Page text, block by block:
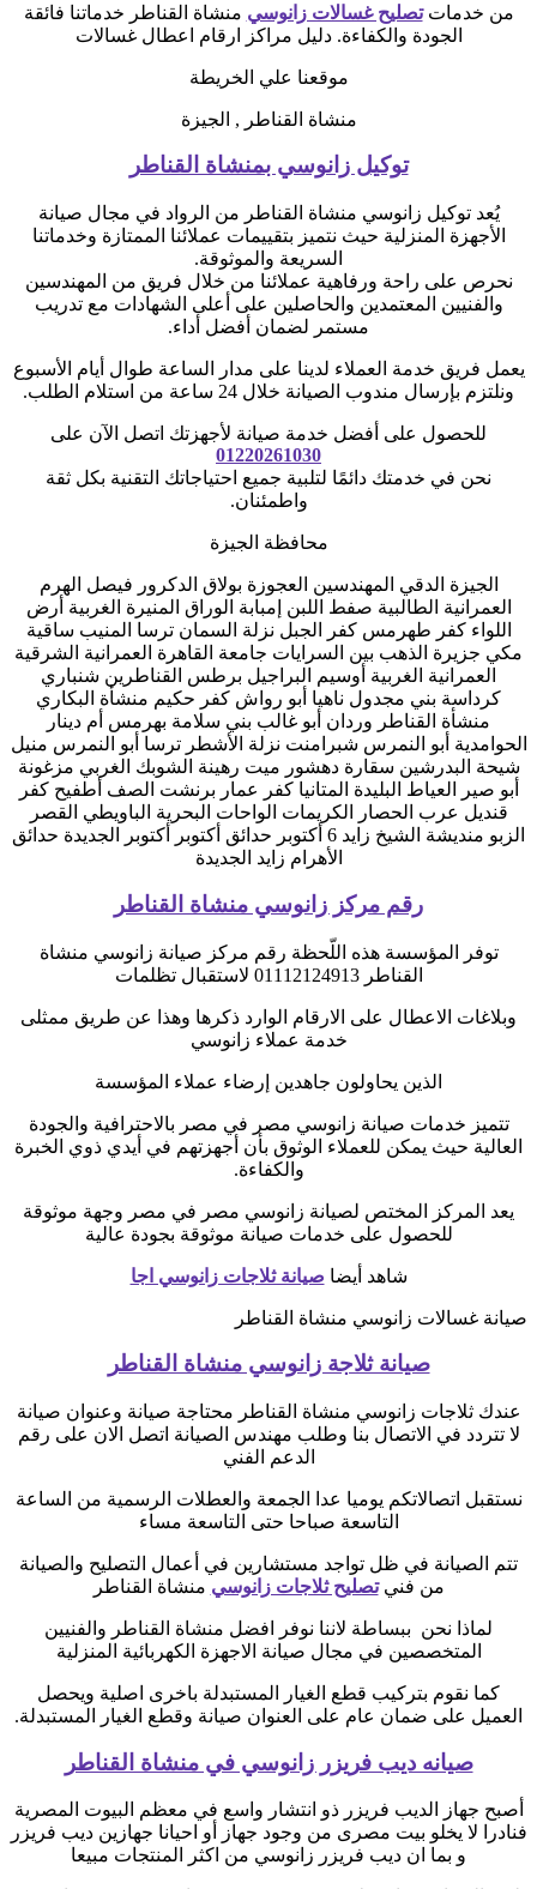
من خدماتتصليح غسالات زانوسي منشاة القناطر خدماتنا فائقة
الجودة والكفاءة. دليل مراكز ارقام اعطال غسالات
موقعنا علي الخريطة
منشاة القناطر , الجيزة
توكيل زانوسي بمنشاة القناطر
يُعد توكيل زانوسي منشاة القناطر من الرواد في مجال صيانة
الأجهزة المنزلية حيث نتميز بتقييمات عملائنا الممتازة وخدماتنا
السريعة والموثوقة.
نحرص على راحة ورفاهية عملائنا من خلال فريق من المهندسين
والفنيين المعتمدين والحاصلين على أعلى الشهادات مع تدريب
مستمر لضمان أفضل أداء.
يعمل فريق خدمة العملاء لدينا على مدار الساعة طوال أيام الأسبوع
ونلتزم بإرسال مندوب الصيانة خلال 24 ساعة من استلام الطلب.
للحصول على أفضل خدمة صيانة لأجهزتك اتصل الآن على
01220261030
نحن في خدمتك دائمًا لتلبية جميع احتياجاتك التقنية بكل ثقة
واطمئنان.
محافظة الجيزة
الجيزة الدقي المهندسين العجوزة بولاق الدكرور فيصل الهرم
العمرانية الطالبية صفط اللبن إمبابة الوراق المنيرة الغربية أرض
اللواء كفر طهرمس كفر الجبل نزلة السمان ترسا المنيب ساقية
مكي جزيرة الذهب بين السرايات جامعة القاهرة العمرانية الشرقية
العمرانية الغربية أوسيم البراجيل برطس القناطرين شنباري
كرداسة بني مجدول ناهيا أبو رواش كفر حكيم منشأة البكاري
منشأة القناطر وردان أبو غالب بني سلامة بهرمس أم دينار
الحوامدية أبو النمرس شبرامنت نزلة الأشطر ترسا أبو النمرس منيل
شيحة البدرشين سقارة دهشور ميت رهينة الشوبك الغربي مزغونة
أبو صير العياط البليدة المتانيا كفر عمار برنشت الصف أطفيح كفر
قنديل عرب الحصار الكريمات الواحات البحرية الباويطي القصر
الزبو منديشة الشيخ زايد 6 أكتوبر حدائق أكتوبر أكتوبر الجديدة حدائق
الأهرام زايد الجديدة
رقم مركز زانوسي منشاة القناطر
توفر المؤسسة هذه اللّحظة رقم مركز صيانة زانوسي منشاة
القناطر 01112124913 لاستقبال تظلمات
وبلاغات الاعطال على الارقام الوارد ذكرها وهذا عن طريق ممثلى
خدمة عملاء زانوسي
الذين يحاولون جاهدين إرضاء عملاء المؤسسة
تتميز خدمات صيانة زانوسي مصر في مصر بالاحترافية والجودة
العالية حيث يمكن للعملاء الوثوق بأن أجهزتهم في أيدي ذوي الخبرة
والكفاءة.
يعد المركز المختص لصيانة زانوسي مصر في مصر وجهة موثوقة
للحصول على خدمات صيانة موثوقة بجودة عالية
شاهد أيضا صيانة ثلاجات زانوسي اجا
صيانة غسالات زانوسي منشاة القناطر
صيانة ثلاجة زانوسي منشاة القناطر
عندك ثلاجات زانوسي منشاة القناطر محتاجة صيانة وعنوان صيانة
لا تتردد في الاتصال بنا وطلب مهندس الصيانة اتصل الان على رقم
الدعم الفني
نستقبل اتصالاتكم يوميا عدا الجمعة والعطلات الرسمية من الساعة
التاسعة صباحا حتى التاسعة مساء
تتم الصيانة في ظل تواجد مستشارين في أعمال التصليح والصيانة
من فنيتصليح ثلاجات زانوسي منشاة القناطر
لماذا نحن ببساطة لاننا نوفر افضل منشاة القناطر والفنيين
المتخصصين في مجال صيانة الاجهزة الكهربائية المنزلية
كما نقوم بتركيب قطع الغيار المستبدلة باخرى اصلية ويحصل
العميل على ضمان عام على العنوان صيانة وقطع الغيار المستبدلة.
صيانه ديب فريزر زانوسي في منشاة القناطر
أصبح جهاز الديب فريزر ذو انتشار واسع في معظم البيوت المصرية
فنادرا لا يخلو بيت مصرى من وجود جهاز أو احيانا جهازين ديب فريزر
و بما ان ديب فريزر زانوسي من اكثر المنتجات مبيعا